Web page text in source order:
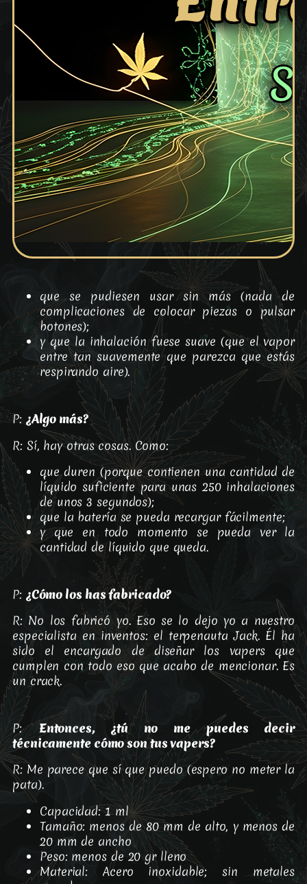
que se pudiesen usar sin más (nada de
complicaciones de colocar piezas o pulsar
botones);
y que la inhalación fuese suave (que el vapor
entre tan suavemente que parezca que estás
respirando aire).
P: ¿Algo más?
R: Sí, hay otras cosas. Como:
que duren (porque contienen una cantidad de
líquido suficiente para unas 250 inhalaciones
de unos 3 segundos);
que la batería se pueda recargar fácilmente;
y que en todo momento se pueda ver la
cantidad de líquido que queda.
P: ¿Cómo los has fabricado?
R: No los fabricó yo. Eso se lo dejo yo a nuestro
especialista en inventos: el terpenauta Jack. Él ha
sido el encargado de diseñar los vapers que
cumplen con todo eso que acabo de mencionar. Es
un crack.
P: Entonces, ¿tú no me puedes decir
técnicamente cómo son tus vapers?
R: Me parece que sí que puedo (espero no meter la
pata).
Capacidad: 1 ml
Tamaño: menos de 80 mm de alto, y menos de
20 mm de ancho
Peso: menos de 20 gr lleno
Material: Acero inoxidable; sin metales